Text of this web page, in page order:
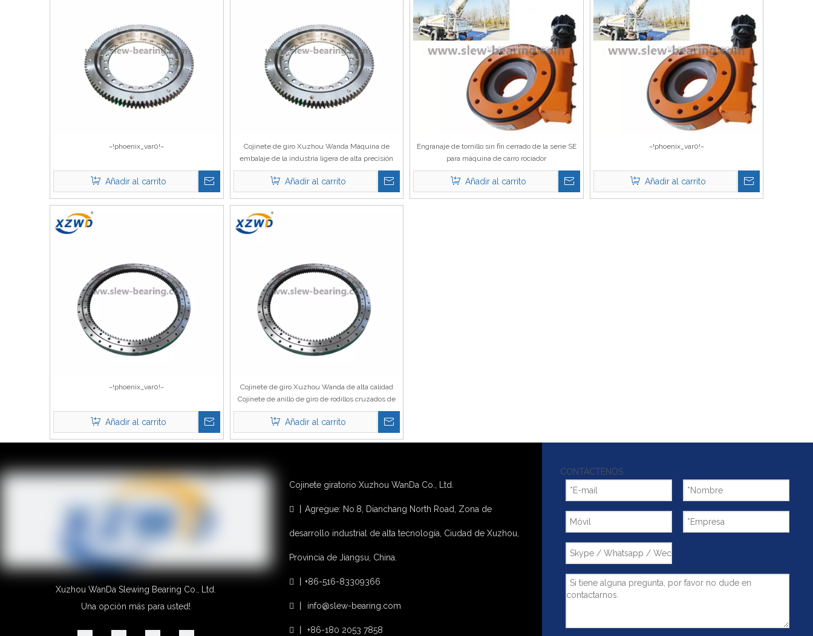
~!phoenix_var0!~
Añadir al carrito
Cojinete de giro Xuzhou Wanda Máquina de
embalaje de la industria ligera de alta precisión
Uso Cojinete de anillo de giro de tipo ligero
Añadir al carrito
Engranaje de tornillo sin fin cerrado de la serie SE
para máquina de carro rociador
Añadir al carrito
~!phoenix_var0!~
Añadir al carrito
~!phoenix_var0!~
Añadir al carrito
Cojinete de giro Xuzhou Wanda de alta calidad
Cojinete de anillo de giro de rodillos cruzados de
una sola fila (serie HJ) Sin engranaje
Añadir al carrito
Xuzhou WanDa Slewing Bearing Co., Ltd.
Una opción más para usted!
Cojinete giratorio Xuzhou WanDa Co., Ltd.
 丨Agregue: No.8, Dianchang North Road, Zona de
desarrollo industrial de alta tecnología, Ciudad de Xuzhou,
Provincia de Jiangsu, China.
 丨+86-516-83309366
 info@slew-bearing.com
 丨 +86-180 2053 7858
CONTÁCTENOS